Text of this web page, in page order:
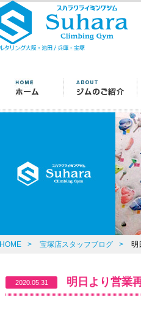
HOME > 宝塚店スタッフブログ > 明
2020.05.31 明日より営業